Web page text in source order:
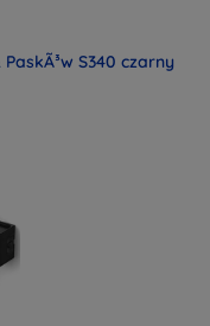
S340 czarny